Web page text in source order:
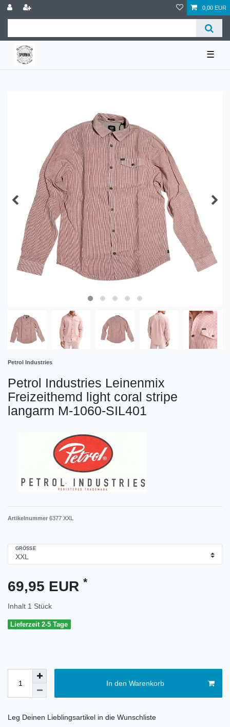
0,00 EUR
☰
Petrol Industries
Petrol Industries Leinenmix
Freizeithemd light coral stripe
langarm M-1060-SIL401
Artikelnummer 6377 XXL
GRÖSSE
69,95 EUR *
Inhalt 1 Stück
Lieferzeit 2-5 Tage
In den Warenkorb
Leg Deinen Lieblingsartikel in die Wunschliste